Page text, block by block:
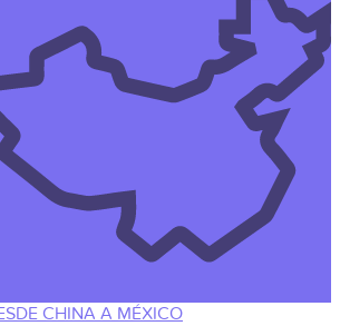
CHINA A MÉXICO